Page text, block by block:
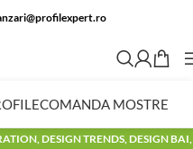
COMANDA MOSTRE
,DESIGN TRENDS,DESIGN BAI,